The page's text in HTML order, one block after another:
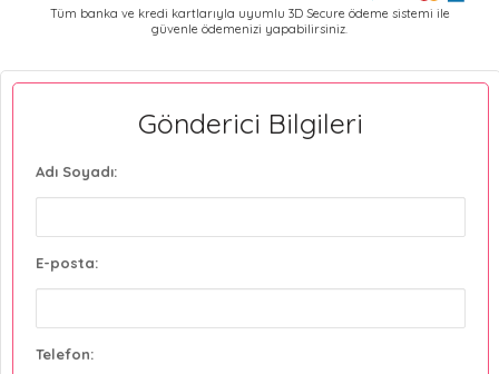
Tüm banka ve kredi kartlarıyla uyumlu 3D Secure ödeme sistemi ile
güvenle ödemenizi yapabilirsiniz.
Gönderici Bilgileri
Adı Soyadı:
E-posta:
Telefon: